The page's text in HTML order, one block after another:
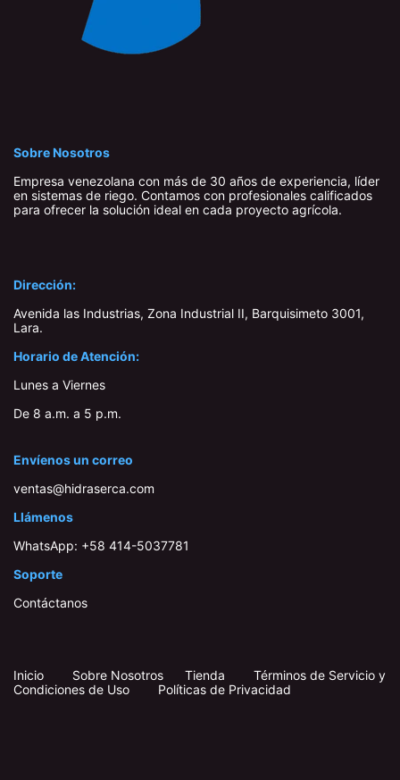
Sobre Nosotros
Empresa venezolana con más de 30 años de experiencia, líder
en sistemas de riego. Contamos con profesionales calificados
para ofrecer la solución ideal en cada proyecto agrícola.
Dirección:
Avenida las Industrias, Zona Industrial II, Barquisimeto 3001,
Lara​.
Horario de Atención:
Lunes a Viernes
De 8 a.m. a 5 p.m.
Envíenos un correo
ventas@hidraserca.com
Llámenos
WhatsApp: +58 414-503778​1
Soporte
Contáctanos
Inicio Sobre Nosotros Tienda
Términos de Servicio y
Condiciones de Uso
Políticas de Privacidad